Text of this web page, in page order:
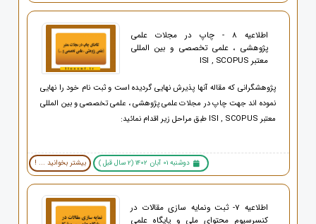
اطلاعیه 8 - چاپ در مجلات علمی
پژوهشی ، علمی تخصصی و بین المللی
معتبر ISI , SCOPUS
پژوهشگرانی که مقاله آنها پذیرش نهایی گردیده است و ثبت نام خود را نهایی
نموده اند جهت چاپ در مجلات علمی پژوهشی ، علمی تخصصی و بین المللی
معتبر ISI , SCOPUS طبق مراحل زیر اقدام نمائید:
دوشنبه 01 آبان 1402 (2 سال قبل ) بیشتر بخوانید ... !
اطلاعیه 7- ثبت ونمایه سازی مقالات در
کنسرسیوم محتوای ملی و پایگاه علمی